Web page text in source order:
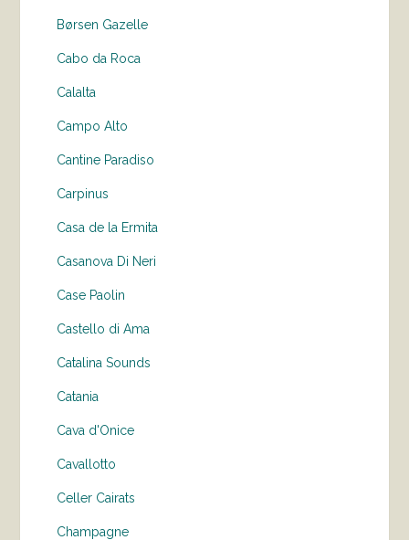
Børsen Gazelle
Cabo da Roca
Calalta
Campo Alto
Cantine Paradiso
Carpinus
Casa de la Ermita
Casanova Di Neri
Case Paolin
Castello di Ama
Catalina Sounds
Catania
Cava d'Onice
Cavallotto
Celler Cairats
Champagne